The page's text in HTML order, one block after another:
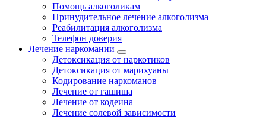
Помощь алкоголикам
Принудительное лечение алкоголизма
Реабилитация алкоголизма
Телефон доверия
Лечение наркомании
Детоксикация от наркотиков
Детоксикация от марихуаны
Кодирование наркоманов
Лечение от гашиша
Лечение от кодеина
Лечение солевой зависимости